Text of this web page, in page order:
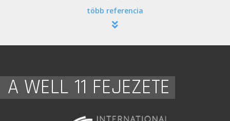
több referencia
A WELL 11 FEJEZETE